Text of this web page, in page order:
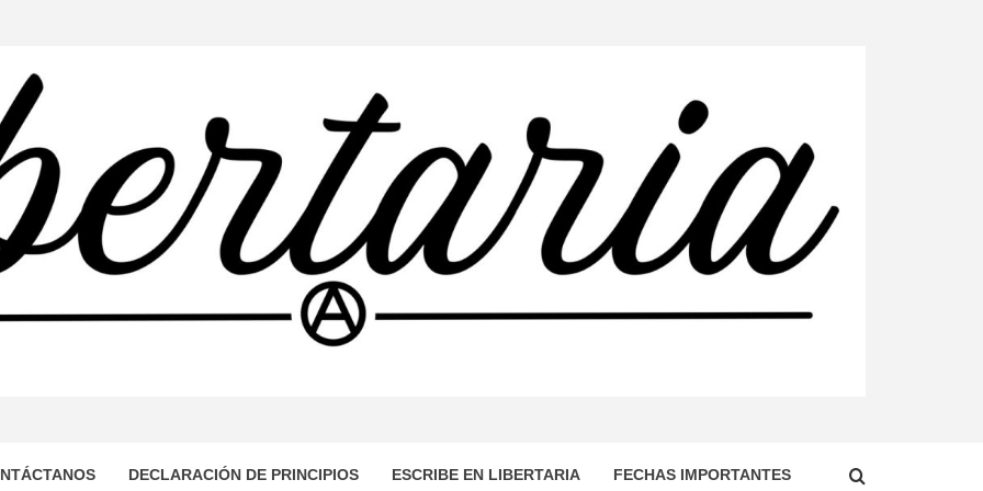
LIBRE Y SOLIDARIA.
DECLARACIÓN DE PRINCIPIOS ESCRIBE EN LIBERTARIA FECHAS IMPORTANTES